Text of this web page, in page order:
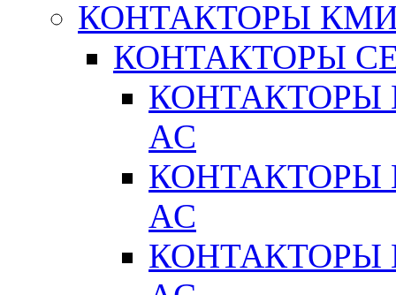
КОНТАКТОРЫ
КОНТАКТОРЫ
КОНТАКТОРЫ
AC
КОНТАКТОРЫ
AC
КОНТАКТОРЫ